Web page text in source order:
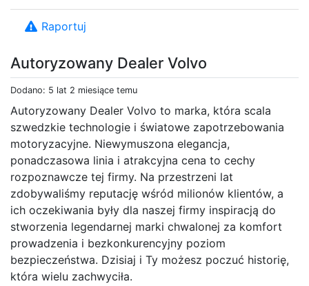
Autoryzowany Dealer Volvo
Dodano: 5 lat 2 miesiące temu
Autoryzowany Dealer Volvo to marka, która scala
szwedzkie technologie i światowe zapotrzebowania
motoryzacyjne. Niewymuszona elegancja,
ponadczasowa linia i atrakcyjna cena to cechy
rozpoznawcze tej firmy. Na przestrzeni lat
zdobywaliśmy reputację wśród milionów klientów, a
ich oczekiwania były dla naszej firmy inspiracją do
stworzenia legendarnej marki chwalonej za komfort
prowadzenia i bezkonkurencyjny poziom
bezpieczeństwa. Dzisiaj i Ty możesz poczuć historię,
która wielu zachwyciła.
Raportuj